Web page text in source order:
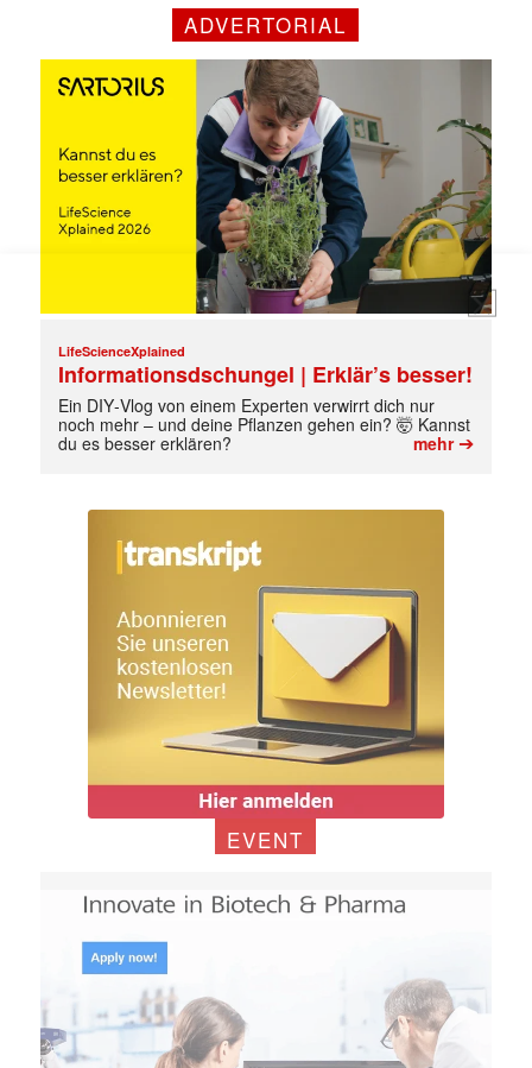
Mit dem |transkript-Newsletter
jede Woche aktuell informiert.
E-
ADVERTORIAL
LifeScienceXplained
Informationsdschungel | Erklär’s besser!
Ein DIY‑Vlog von einem Experten verwirrt dich nur
noch mehr – und deine Pflanzen gehen ein? 🤯 Kannst
du es besser erklären?
mehr➔
EVENT